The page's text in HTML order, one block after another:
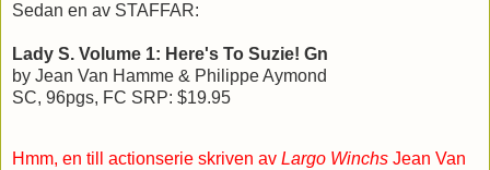
Sedan en av STAFFAR:
Lady S. Volume 1: Here's To Suzie! Gn
by Jean Van Hamme & Philippe Aymond
SC, 96pgs, FC SRP: $19.95
Hmm, en till actionserie skriven av Largo Winchs Jean Van